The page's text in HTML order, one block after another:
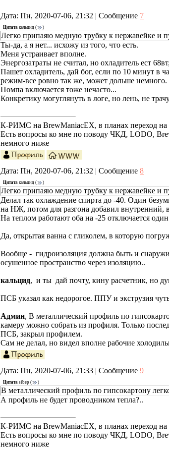
Дата: Пн, 2020-07-06, 21:32 | Сообщение 7
Цитата кальцид ( )
Легко припаяю медную трубку к нержавейке и
Ты-да, а я нет... исхожу из того, что есть.
Меня устраивает вполне.
Энергозатраты не считал, но охладитель ест
Пашет охладитель, дай бог, если по 10 минут в
режим-все ровно так же, может дольше немного.
Помпа включается тоже нечасто...
Конкретику могуглянуть в логе, но лень, не
К-РИМС на BrewManiacEX, в планах переход на
Есть вопросы ко мне по поводу ЧКД, LODO,
немного ниже
Дата: Пн, 2020-07-06, 21:32 | Сообщение 8
Цитата кальцид ( )
Легко припаяю медную трубку к нержавейке и
Делал так охлаждение спирта до -40. Один
на НЖ, потом для разгона добавил внутренний,
На теплом работают оба на -25 отключается
Да, открытая ванна с гликолем, в которую
Вообще - гидроизоляция должна быть и снаружи,
осушенное пространство через изоляцию..
кальцид, и ты дай почту, кину расчетник, но
ПСБ указал как недорогое. ППУ и экструзия
Админ, В металлический профиль по
камеру можно собрать из профиля. Только
ПСБ, закрыл профилем.
Сам не делал, но видел вполне рабочие
Дата: Пн, 2020-07-06, 21:33 | Сообщение 9
Цитата sibep ( )
В металлический профиль по гипсокартону
А профиль не будет проводником тепла?..
К-РИМС на BrewManiacEX, в планах переход на
Есть вопросы ко мне по поводу ЧКД, LODO,
немного ниже